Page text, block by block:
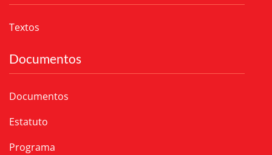
Textos
Documentos
Documentos
Estatuto
Programa